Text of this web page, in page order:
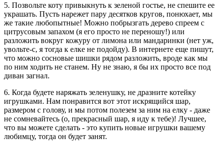
5. Позвольте коту привыкнуть к зеленой гостье, не спешите ее
украшать. Пусть нарежет пару десятков кругов, понюхает, мы
же такие любопытные! Можно побрызгать дерево спреем с
цитрусовым запахом (я его просто не переношу!) или
разложить вокруг кожуру от лимона или мандаринки (нет уж,
увольте-с, я тогда к елке не подойду). В интернете еще пишут,
что можно сосновые шишки рядом разложить, вроде как мы
по ним ходить не станем. Ну не знаю, я бы их просто все под
диван загнал.
6. Когда будете наряжать зеленушку, не дразните котейку
игрушками. Нам понравится вот этот искрящийся шар,
размером с голову, и мы потом полезем за ним на елку - даже
не сомневайтесь (о, прекрасный шар, я иду к тебе)! Лучшее,
что вы можете сделать - это купить новые игрушки вашему
любимцу, тогда он будет занят.